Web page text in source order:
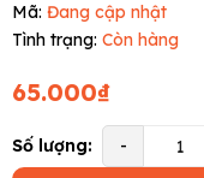
Mã: Đang cập nhật
Tình trạng: Còn hàng
65.000₫
Số lượng: -